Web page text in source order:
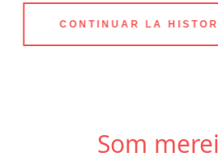
CONTINUAR LA
Som